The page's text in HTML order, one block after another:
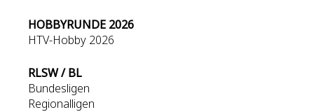
HOBBYRUNDE 2026
HTV-Hobby 2026
RLSW / BL
Bundesligen
Regionalligen